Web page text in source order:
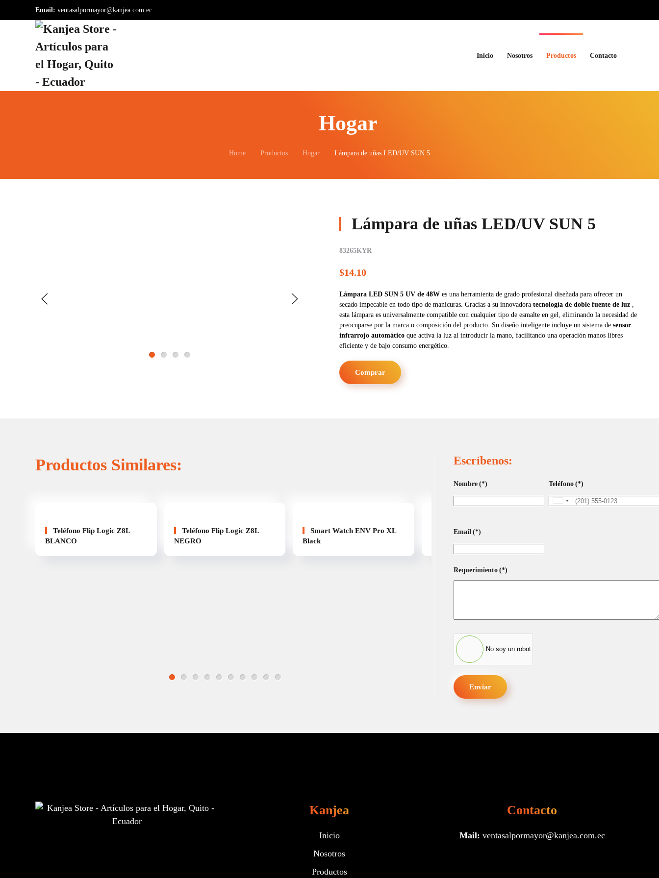
Skip to main content
Email: ventasalpormayor@kanjea.com.ec
Inicio Nosotros Productos Contacto
Hogar
Home Productos Hogar Lámpara de uñas LED/UV SUN 5
Lámpara de uñas LED/UV SUN 5
83265KYR
$14.10
Lámpara LED SUN 5 UV de 48W es una herramienta de grado profesional diseñada para ofrecer un
secado impecable en todo tipo de manicuras. Gracias a su innovadora tecnología de doble fuente de luz ,
esta lámpara es universalmente compatible con cualquier tipo de esmalte en gel, eliminando la necesidad de
preocuparse por la marca o composición del producto. Su diseño inteligente incluye un sistema de sensor
infrarrojo automático que activa la luz al introducir la mano, facilitando una operación manos libres
eficiente y de bajo consumo energético.
Comprar
Productos Similares:
Teléfono Flip Logic Z8L
BLANCO
Teléfono Flip Logic Z8L
NEGRO
Smart Watch ENV Pro XL
Black
Smart Watch ENV Pro XL
Escríbenos:
Nombre (*) Teléfono (*)
United
Email (*)
Requerimiento (*)
No soy un robot
Enviar
Kanjea
Inicio
Nosotros
Productos
Contacto
Mail: ventasalpormayor@kanjea.com.ec